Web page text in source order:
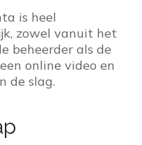
is heel
zowel vanuit het
beheerder als de
online video en
de slag.